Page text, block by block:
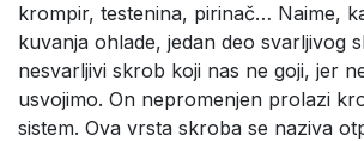
krompir, testenina, pirinač… Naime,
kuvanja ohlade, jedan deo svarljivog
nesvarljivi skrob koji nas ne goji, jer
usvojimo. On nepromenjen prolazi
sistem. Ova vrsta skroba se naziva